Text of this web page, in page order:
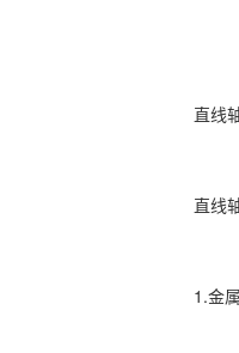
直线轴
直线
1.‌金属